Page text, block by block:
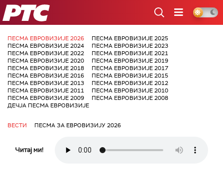
РТС
ПЕСМА ЕВРОВИЗИЈЕ 2026
ПЕСМА ЕВРОВИЗИЈЕ 2025
ПЕСМА ЕВРОВИЗИЈЕ 2024
ПЕСМА ЕВРОВИЗИЈЕ 2023
ПЕСМА ЕВРОВИЗИЈЕ 2022
ПЕСМА ЕВРОВИЗИЈЕ 2021
ПЕСМА ЕВРОВИЗИЈЕ 2020
ПЕСМА ЕВРОВИЗИЈЕ 2019
ПЕСМА ЕВРОВИЗИЈЕ 2018
ПЕСМА ЕВРОВИЗИЈЕ 2017
ПЕСМА ЕВРОВИЗИЈЕ 2016
ПЕСМА ЕВРОВИЗИЈЕ 2015
ПЕСМА ЕВРОВИЗИЈЕ 2013
ПЕСМА ЕВРОВИЗИЈЕ 2012
ПЕСМА ЕВРОВИЗИЈЕ 2011
ПЕСМА ЕВРОВИЗИЈЕ 2010
ПЕСМА ЕВРОВИЗИЈЕ 2009
ПЕСМА ЕВРОВИЗИЈЕ 2008
ДЕЧЈА ПЕСМА ЕВРОВИЗИЈЕ
ВЕСТИ ПЕСМА ЗА ЕВРОВИЗИЈУ 2026
Читај ми!